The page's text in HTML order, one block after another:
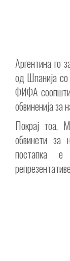
Аргентина го
од Шпанија
ФИФА
обвиненија за
Покрај тоа,
обвинети за
постапка